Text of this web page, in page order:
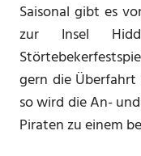
Saisonal gibt es
zur Insel
gern die Überfahrt
so wird die An-
Piraten zu einem